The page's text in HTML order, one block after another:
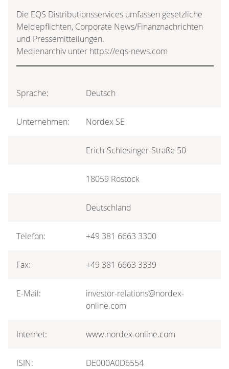
Die EQS Distributionsservices umfassen gesetzliche
Meldepflichten, Corporate News/Finanznachrichten
und Pressemitteilungen.
Medienarchiv unter https://eqs-news.com
Sprache: Deutsch
Unternehmen: Nordex SE
Erich-Schlesinger-Straße 50
18059 Rostock
Deutschland
Telefon: +49 381 6663 3300
Fax: +49 381 6663 3339
E-Mail:
investor-relations@nordex-
online.com
Internet: www.nordex-online.com
ISIN: DE000A0D6554